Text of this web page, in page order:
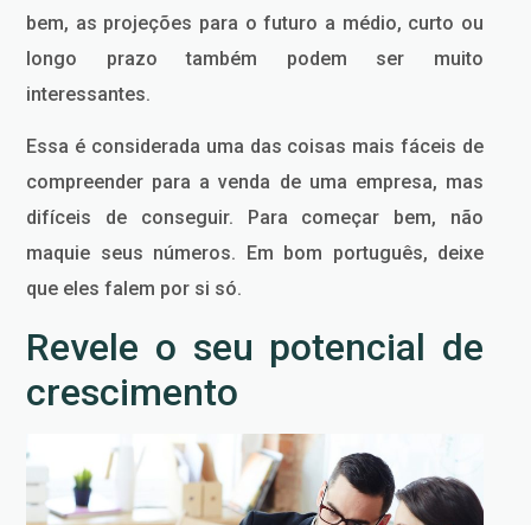
bem, as projeções para o futuro a médio, curto ou
longo prazo também podem ser muito
interessantes.
Essa é considerada uma das coisas mais fáceis de
compreender para a venda de uma empresa, mas
difíceis de conseguir. Para começar bem, não
maquie seus números. Em bom português, deixe
que eles falem por si só.
Revele o seu potencial de
crescimento